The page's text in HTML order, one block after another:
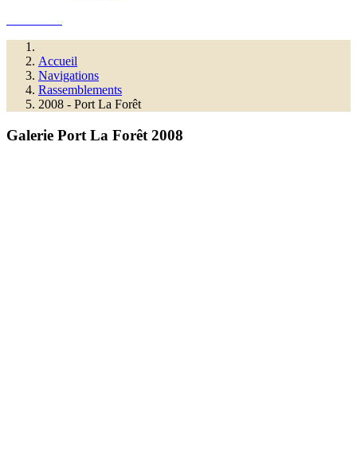
Accueil
Navigations
Rassemblements
2008 - Port La Forêt
Galerie Port La Forêt 2008